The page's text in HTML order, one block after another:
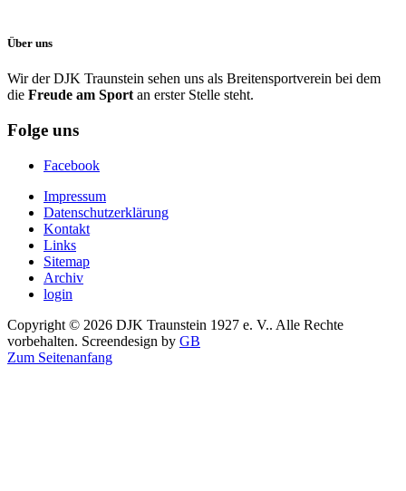
Über uns
Wir der DJK Traunstein sehen uns als Breitensportverein bei dem
die Freude am Sport an erster Stelle steht.
Folge uns
Facebook
Impressum
Datenschutzerklärung
Kontakt
Links
Sitemap
Archiv
login
Copyright © 2026 DJK Traunstein 1927 e. V.. Alle Rechte
vorbehalten. Screendesign by GB
Zum Seitenanfang